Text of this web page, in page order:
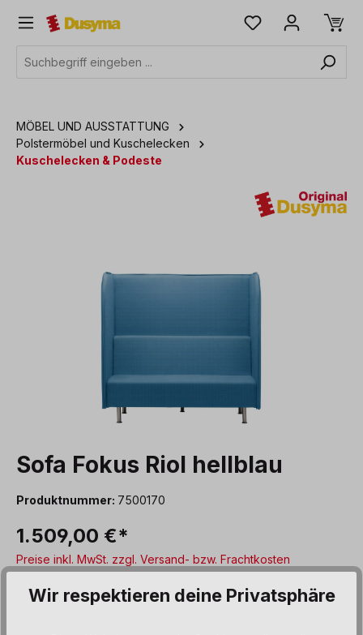
springen
MÖBEL UND AUSSTATTUNG
Polstermöbel und Kuschelecken
Kuschelecken & Podeste
Sofa Fokus Riol hellblau
Produktnummer: 7500170
1.509,00 €*
Preise inkl. MwSt. zzgl. Versand- bzw. Frachtkosten
Farbeauswählen
Wir respektieren deine Privatsphäre